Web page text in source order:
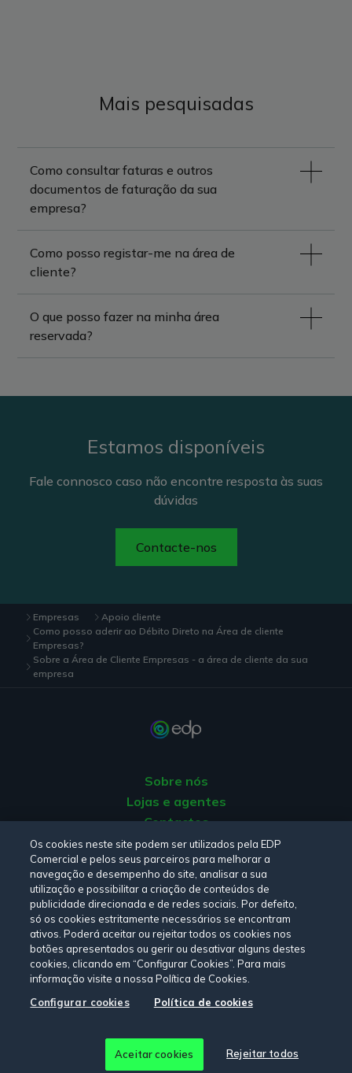
Mais pesquisadas
Como consultar faturas e outros
documentos de faturação da sua
empresa?
Como posso registar-me na área de
cliente?
O que posso fazer na minha área
reservada?
Estamos disponíveis
Fale connosco caso não encontre resposta às suas
dúvidas
Contacte-nos
Empresas
Apoio cliente
Como posso aderir ao Débito Direto na Área de cliente
Empresas?
Sobre a Área de Cliente Empresas - a área de cliente da sua
empresa
Sobre nós
Lojas e agentes
Contactos
Apoio ao Cliente
Origem da energia
Livro de Reclamações
Consulte a nossaPolítica de privacidade, Política de cookies
Termos e CondiçõeseDeclaração de Acessibilidade.
© Copyright 2026 - EDP Comercial. Todos os direitos
reservados
Os cookies neste site podem ser utilizados pela EDP
Comercial e pelos seus parceiros para melhorar a
navegação e desempenho do site, analisar a sua
utilização e possibilitar a criação de conteúdos de
publicidade direcionada e de redes sociais. Por defeito,
só os cookies estritamente necessários se encontram
ativos. Poderá aceitar ou rejeitar todos os cookies nos
botões apresentados ou gerir ou desativar alguns destes
cookies, clicando em “Configurar Cookies”. Para mais
informação visite a nossa Política de Cookies.
Configurar cookies
Política de cookies
Rejeitar todos
Aceitar cookies